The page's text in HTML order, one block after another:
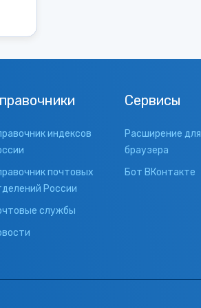
индексов
почтовых
России
службы
Сервисы
Расширение для
браузера
Бот ВКонтакте